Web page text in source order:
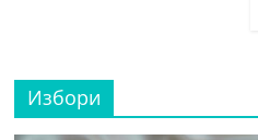
Избори